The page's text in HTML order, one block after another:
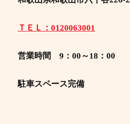
ＴＥＬ：0120063001
営業時間 9：00～18：00
駐車スペース完備